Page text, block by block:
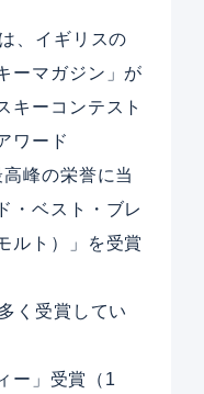
、イギリスの
ーマガジン」が
キーコンテスト
ワード
峰の栄誉に当
・ベスト・ブレ
ルト）」を受賞
く受賞してい
ー」受賞（1